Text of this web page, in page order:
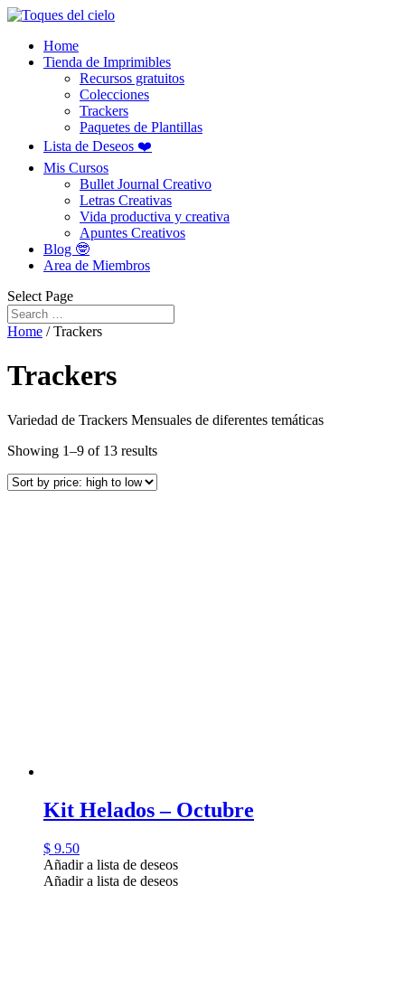
Home
Tienda de Imprimibles
Recursos gratuitos
Colecciones
Trackers
Paquetes de Plantillas
Lista de Deseos ❤️
Mis Cursos
Bullet Journal Creativo
Letras Creativas
Vida productiva y creativa
Apuntes Creativos
Blog 🤓
Area de Miembros
Select Page
Home / Trackers
Trackers
Variedad de Trackers Mensuales de diferentes temáticas
Showing 1–9 of 13 results
Kit Helados – Octubre
$ 9.50
Añadir a lista de deseos
Añadir a lista de deseos